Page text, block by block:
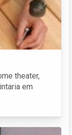
theater,
em